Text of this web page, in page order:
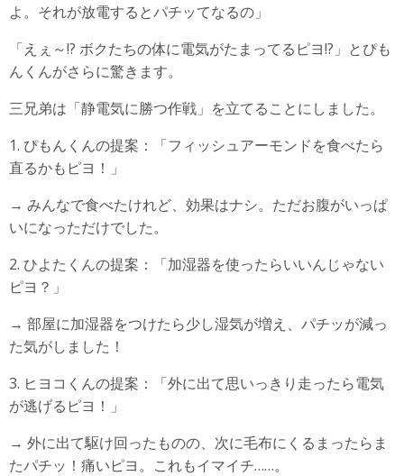
よ。それが放電するとパチッてなるの」
「えぇ～!? ボクたちの体に電気がたまってるピヨ!?」とぴも
んくんがさらに驚きます。
三兄弟は「静電気に勝つ作戦」を立てることにしました。
1. ぴもんくんの提案：「フィッシュアーモンドを食べたら
直るかもピヨ！」
→ みんなで食べたけれど、効果はナシ。ただお腹がいっぱ
いになっただけでした。
2. ひよたくんの提案：「加湿器を使ったらいいんじゃない
ピヨ？」
→ 部屋に加湿器をつけたら少し湿気が増え、パチッが減っ
た気がしました！
3. ヒヨコくんの提案：「外に出て思いっきり走ったら電気
が逃げるピヨ！」
→ 外に出て駆け回ったものの、次に毛布にくるまったらま
たパチッ！痛いピヨ。これもイマイチ……。